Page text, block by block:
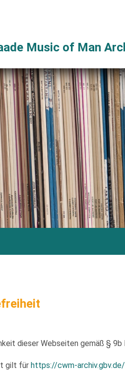
Music of Man
dieser Webseiten gemäß §
gilt für https://cwm-archiv.gbv.de/